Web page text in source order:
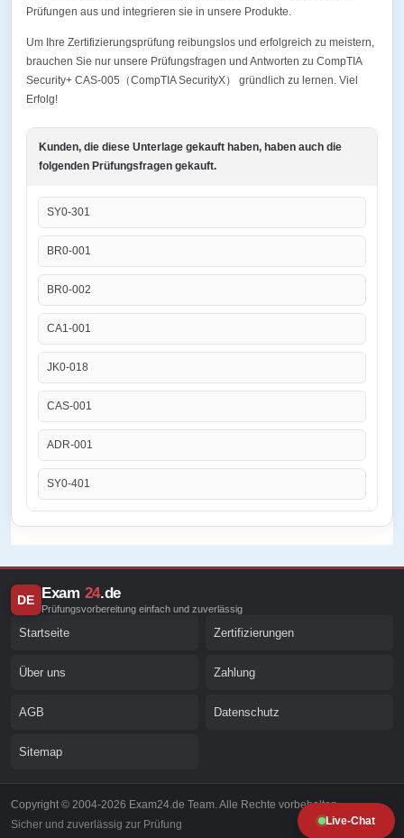
Live-Chat
Prüfungen aus und integrieren sie in unsere Produkte.
Um Ihre Zertifizierungsprüfung reibungslos und erfolgreich zu meistern,
brauchen Sie nur unsere Prüfungsfragen und Antworten zu CompTIA
Security+ CAS-005（CompTIA SecurityX） gründlich zu lernen. Viel
Erfolg!
Kunden, die diese Unterlage gekauft haben, haben auch die
folgenden Prüfungsfragen gekauft.
SY0-301
BR0-001
BR0-002
CA1-001
JK0-018
CAS-001
ADR-001
SY0-401
DE Exam 24.de
Prüfungsvorbereitung einfach und zuverlässig
Startseite Zertifizierungen
Über uns Zahlung
AGB Datenschutz
Sitemap
Copyright © 2004-2026 Exam24.de Team. Alle Rechte vorbehalten.
Sicher und zuverlässig zur Prüfung